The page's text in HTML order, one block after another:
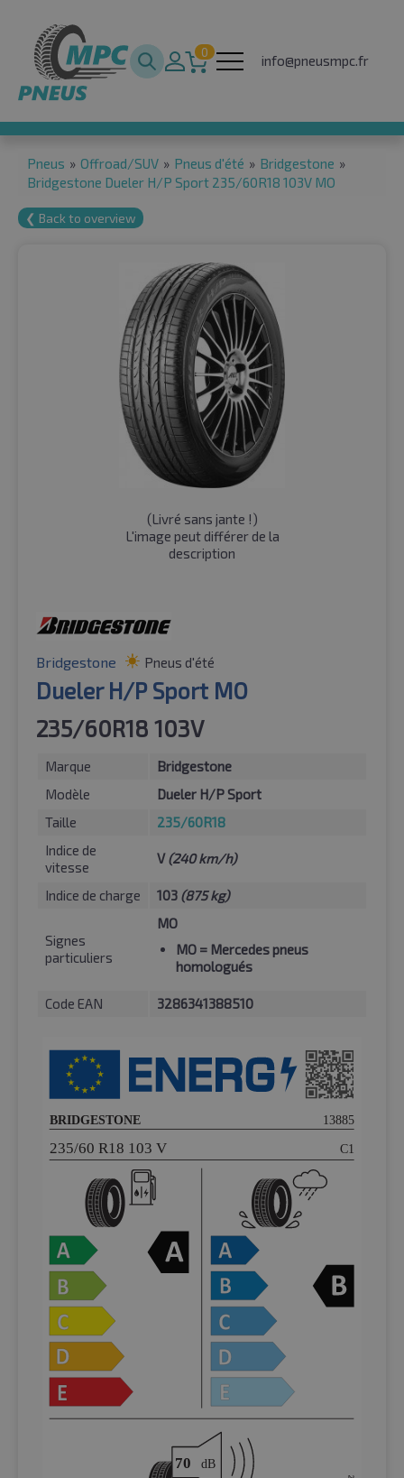
0
info@pneusmpc.fr
Pneus » Offroad/SUV » Pneus d'été » Bridgestone »
Bridgestone Dueler H/P Sport 235/60R18 103V MO
❮ Back to overview
(Livré sans jante !)
L'image peut différer de la
description
Bridgestone Pneus d'été
Dueler H/P Sport MO
235/60R18 103V
Marque
Bridgestone
Modèle
Dueler H/P Sport
Taille
235/60R18
Indice de
vitesse
V(240 km/h)
Indice de charge 103 (875 kg)
Signes
particuliers
MO
MO = Mercedes pneus
homologués
Code EAN 3286341388510